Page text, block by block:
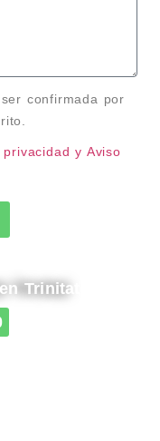
confirmada por
y Aviso
Trinitat